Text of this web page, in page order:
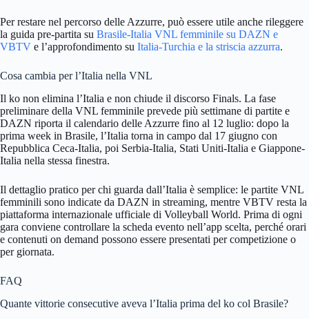
Per restare nel percorso delle Azzurre, può essere utile anche rileggere
la guida pre-partita su Brasile-Italia VNL femminile su DAZN e
VBTV e l’approfondimento su Italia-Turchia e la striscia azzurra.
Cosa cambia per l’Italia nella VNL
Il ko non elimina l’Italia e non chiude il discorso Finals. La fase
preliminare della VNL femminile prevede più settimane di partite e
DAZN riporta il calendario delle Azzurre fino al 12 luglio: dopo la
prima week in Brasile, l’Italia torna in campo dal 17 giugno con
Repubblica Ceca-Italia, poi Serbia-Italia, Stati Uniti-Italia e Giappone-
Italia nella stessa finestra.
Il dettaglio pratico per chi guarda dall’Italia è semplice: le partite VNL
femminili sono indicate da DAZN in streaming, mentre VBTV resta la
piattaforma internazionale ufficiale di Volleyball World. Prima di ogni
gara conviene controllare la scheda evento nell’app scelta, perché orari
e contenuti on demand possono essere presentati per competizione o
per giornata.
FAQ
Quante vittorie consecutive aveva l’Italia prima del ko col Brasile?